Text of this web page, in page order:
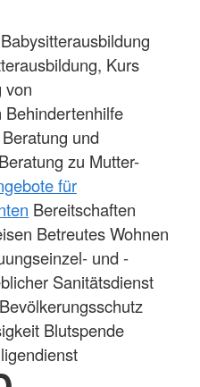
Kurs
von
Behindertenhilfe
und
zu Mutter-
für
Bereitschaften
Betreutes Wohnen
und -
Sanitätsdienst
Blutspende